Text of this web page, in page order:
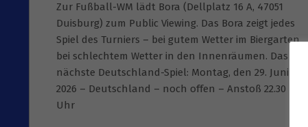
Zur Fußball-WM lädt Bora (Dellplatz 16 A, 47051
Duisburg) zum Public Viewing. Das Bora zeigt jedes
Spiel des Turniers – bei gutem Wetter im Biergarten,
bei schlechtem Wetter in den Innenräumen. Das
nächste Deutschland-Spiel: Montag, den 29. Juni
2026 – Deutschland – noch offen – Anstoß 22.30
Uhr